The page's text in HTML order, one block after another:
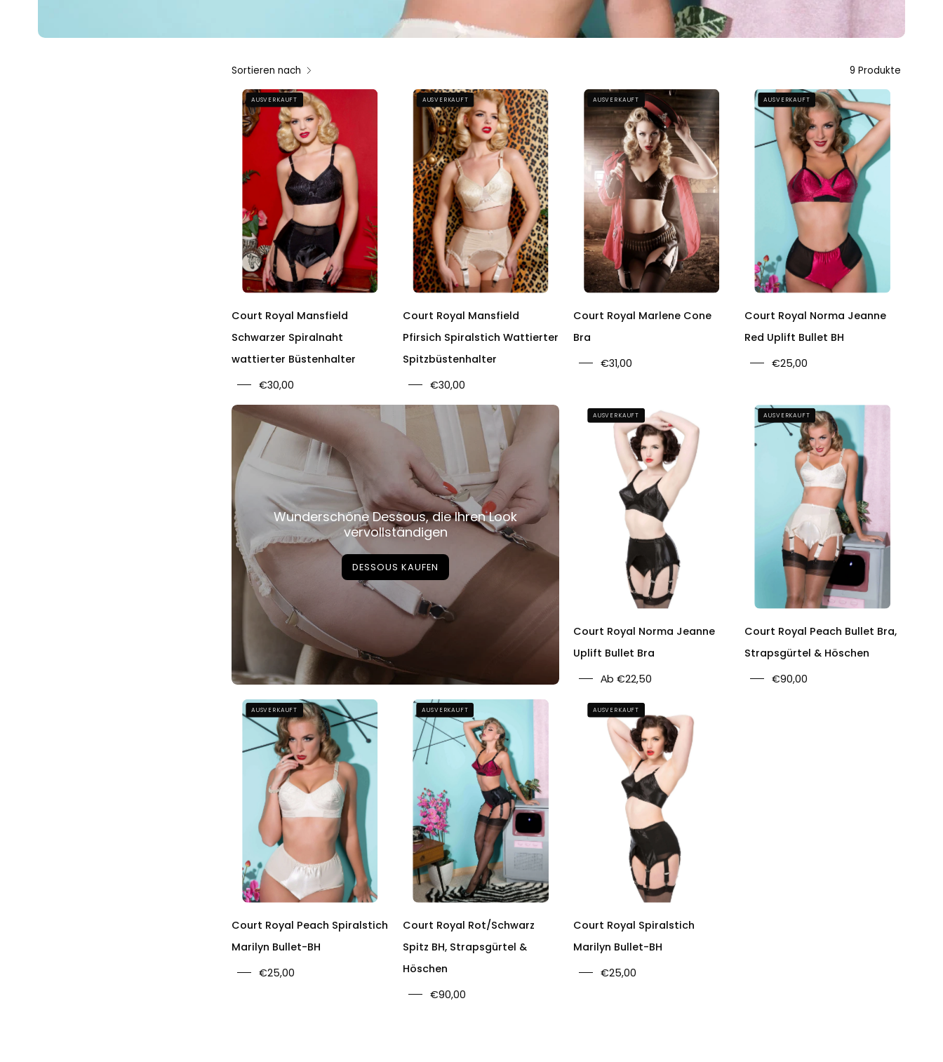
Sortieren nach 9 Produkte
Court
Royal
Mansfield
Black
Spiral
Stitch
Padded
Bullet
Bra
AUSVERKAUFT
Court Royal Mansfield
Schwarzer Spiralnaht
wattierter Büstenhalter
€30,00
Court
Royal
Mansfield
Peach
Spiral
Stitch
Padded
Bullet
Bra
AUSVERKAUFT
Court Royal Mansfield
Pfirsich Spiralstich Wattierter
Spitzbüstenhalter
€30,00
Court
Royal
Marlene
Cone
Bra
AUSVERKAUFT
Court Royal Marlene Cone
Bra
€31,00
Court
Royal
Norma
Jeanne
Red
Uplift
Bullet
Bra
AUSVERKAUFT
Court Royal Norma Jeanne
Red Uplift Bullet BH
€25,00
Wunderschöne Dessous, die Ihren Look
vervollständigen
DESSOUS KAUFEN
Court
Royal
Norma
Jeanne
Uplift
Bullet
Bra
AUSVERKAUFT
Court Royal Norma Jeanne
Uplift Bullet Bra
Аb €22,50
Court
Royal
Peach
Bullet
Bra,
Garter
Belt
&
Panties
AUSVERKAUFT
Court Royal Peach Bullet Bra,
Strapsgürtel & Höschen
€90,00
Court
Royal
Peach
Spiral
Stitch
Marilyn
Bullet
Bra
AUSVERKAUFT
Court Royal Peach Spiralstich
Marilyn Bullet-BH
€25,00
Royal
Red/Black
Bullet
Bra,
Garter
Belt
&
Panty
Knickers
AUSVERKAUFT
Court Royal Rot/Schwarz
Spitz BH, Strapsgürtel &
Höschen
€90,00
Royal
Spiral
Stitch
Marilyn
Bullet
Bra
AUSVERKAUFT
Court Royal Spiralstich
Marilyn Bullet-BH
€25,00